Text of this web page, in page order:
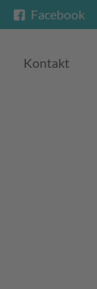
Facebook
Kontakt